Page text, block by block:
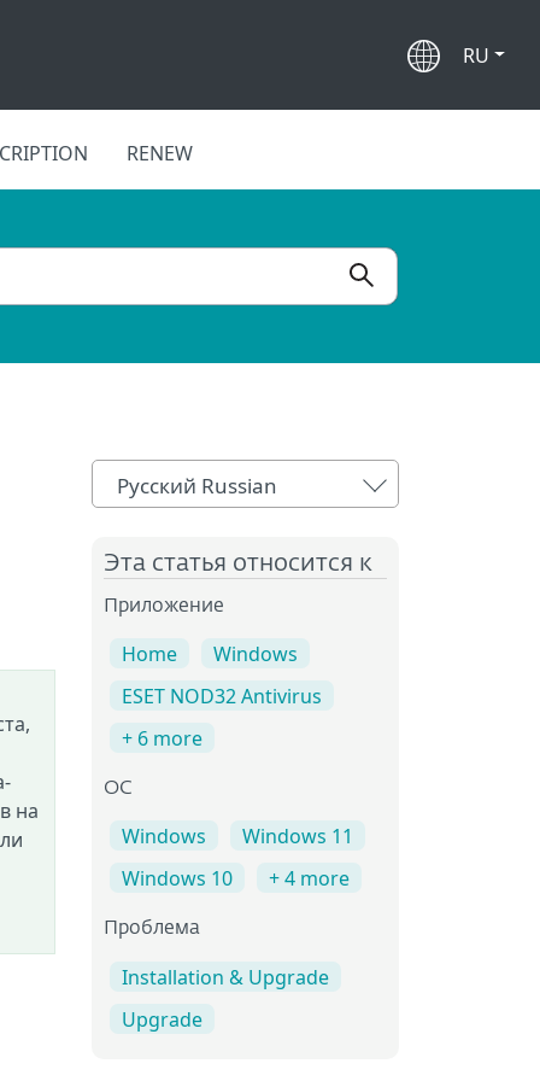
RU
RENEW
на
Русский Russian
Эта статья относится к
Приложение
Home
Windows
ESET NOD32 Antivirus
+ 6 more
OC
Windows
Windows 11
Windows 10
+ 4 more
Проблема
Installation & Upgrade
Upgrade